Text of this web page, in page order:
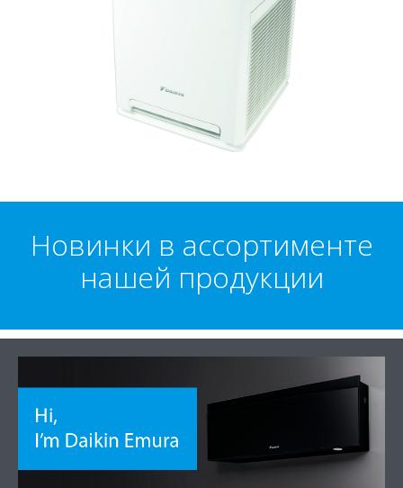
Новинки в ассортименте
нашей продукции